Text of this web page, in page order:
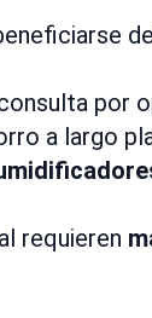
por
a largo
requieren